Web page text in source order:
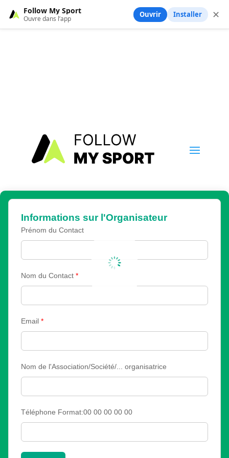
Informations sur l'Organisateur
Prénom du Contact
Nom du Contact *
Email *
Nom de l'Association/Société/... organisatrice
Téléphone Format:00 00 00 00 00
Follow My Sport
Ouvre dans l’app Ouvrir Installer ✕